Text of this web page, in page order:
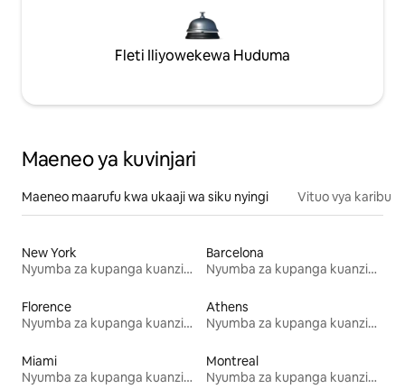
Fleti Iliyowekewa Huduma
Maeneo ya kuvinjari
Maeneo maarufu kwa ukaaji wa siku nyingi Vituo vya karibu
New York
Nyumba za kupanga kuanzia mwezi mmoja
Barcelona
Nyumba za kupanga kuanzia mwezi mmoja
Florence
Nyumba za kupanga kuanzia mwezi mmoja
Athens
Nyumba za kupanga kuanzia mwezi mmoja
Miami
Nyumba za kupanga kuanzia mwezi mmoja
Montreal
Nyumba za kupanga kuanzia mwezi mmoja